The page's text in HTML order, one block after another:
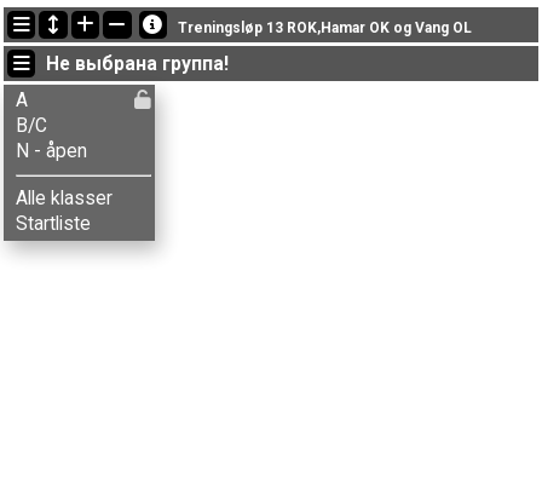
Последние обновления
17:39:05: Ranveig Harkinn (A) финишировал с результатом 32:09 (22)
17:34:49: Brede Krogstie (B/C) финишировал с результатом 38:15 (18)
17:24:35: Anita G. Tollefsen (B/C) финишировал с результатом 33:08 (16)
Treningsløp 13 ROK,Hamar OK og Vang OL
Не выбрана группа!
A
B/C
N - åpen
Alle klasser
Startliste